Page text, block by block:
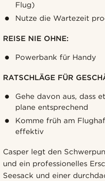
Flug)
Nutze die Wartezeit
REISE NIE OHNE:
Powerbank für Handy
RATSCHLÄGE FÜR
Gehe davon aus, dass
plane entsprechend
Komme früh am
effektiv
Casper legt den
und ein professionelles
Seesack und einer